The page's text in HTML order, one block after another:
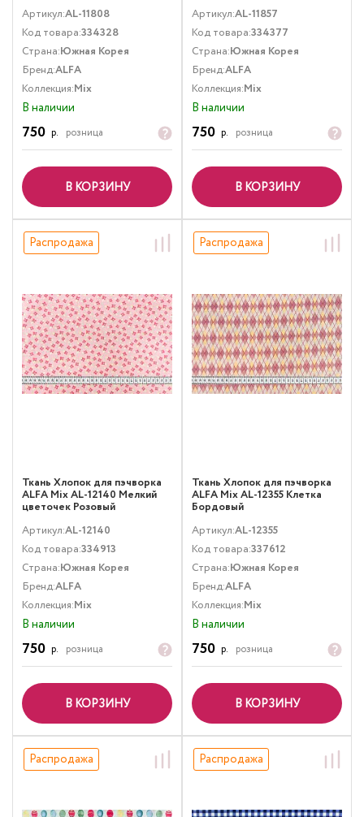
Артикул:AL-11808
Код товара:334328
Страна:Южная Корея
Бренд:ALFA
Коллекция:Mix
В наличии
750 р. розница
В КОРЗИНУ
Артикул:AL-11857
Код товара:334377
Страна:Южная Корея
Бренд:ALFA
Коллекция:Mix
В наличии
750 р. розница
В КОРЗИНУ
Распродажа
Ткань Хлопок для пэчворка
ALFA Mix AL-12140 Мелкий
цветочек Розовый
Артикул:AL-12140
Код товара:334913
Страна:Южная Корея
Бренд:ALFA
Коллекция:Mix
В наличии
750 р. розница
В КОРЗИНУ
Распродажа
Ткань Хлопок для пэчворка
ALFA Mix AL-12355 Клетка
Бордовый
Артикул:AL-12355
Код товара:337612
Страна:Южная Корея
Бренд:ALFA
Коллекция:Mix
В наличии
750 р. розница
В КОРЗИНУ
Распродажа Распродажа